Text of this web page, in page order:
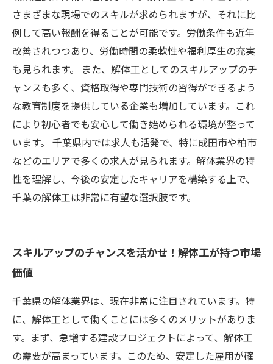
さまざまな現場でのスキルが求められますが、それに比
例して高い報酬を得ることが可能です。労働条件も近年
改善されつつあり、労働時間の柔軟性や福利厚生の充実
も見られます。 また、解体工としてのスキルアップのチ
ャンスも多く、資格取得や専門技術の習得ができるよう
な教育制度を提供している企業も増加しています。これ
により初心者でも安心して働き始められる環境が整って
います。 千葉県内では求人も活発で、特に成田市や柏市
などのエリアで多くの求人が見られます。解体業界の特
性を理解し、今後の安定したキャリアを構築する上で、
千葉の解体工は非常に有望な選択肢です。
スキルアップのチャンスを活かせ！解体工が持つ市場
価値
千葉県の解体業界は、現在非常に注目されています。特
に、解体工として働くことには多くのメリットがありま
す。まず、急増する建設プロジェクトによって、解体工
の需要が高まっています。このため、安定した雇用が確